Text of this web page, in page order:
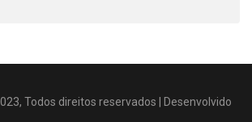
Todos direitos reservados | Desenvolvido